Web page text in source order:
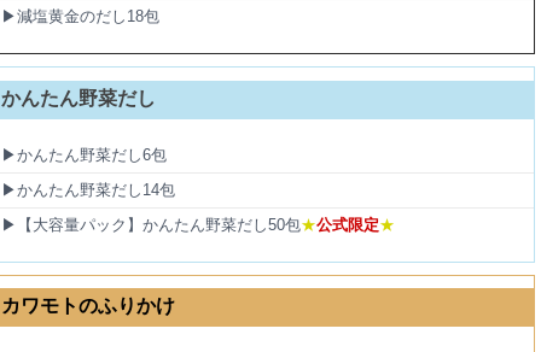
▶減塩黄金のだし18包
かんたん野菜だし
▶かんたん野菜だし6包
▶かんたん野菜だし14包
▶【大容量パック】かんたん野菜だし50包★公式限定★
カワモトのふりかけ